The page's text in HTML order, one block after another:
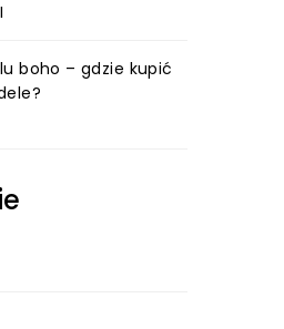
boho – gdzie kupić